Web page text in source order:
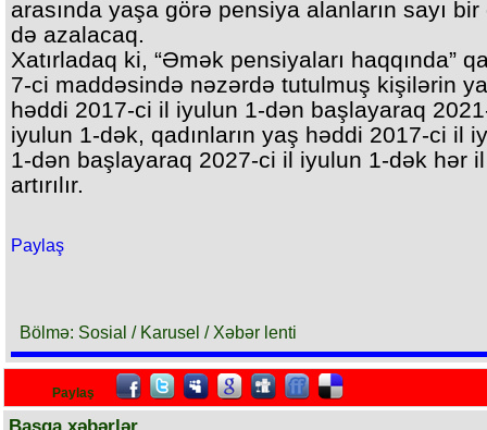
arasında yaşa görə pensiya alanların sayı
də azalacaq.
Xatırladaq ki, “Əmək pensiyaları haqqında”
7-ci maddəsində nəzərdə tutulmuş kişilərin
həddi 2017-ci il iyulun 1-dən başlayaraq
iyulun 1-dək, qadınların yaş həddi 2017-ci il
1-dən başlayaraq 2027-ci il iyulun 1-dək hər
artırılır.
Paylaş
Bölmə: Sosial / Karusel / Xəbər lenti
Paylaş